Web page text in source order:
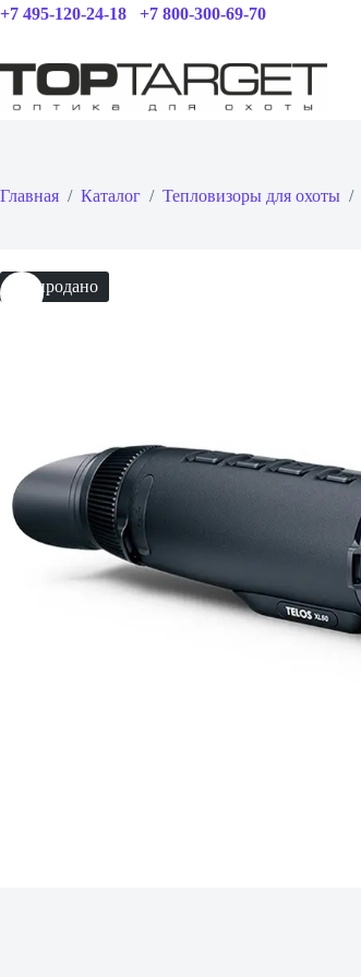
Перейти
+7 495-120-24-18 +7 800-300-69-70
Главная / Каталог / Тепловизоры для охоты /
Распродано